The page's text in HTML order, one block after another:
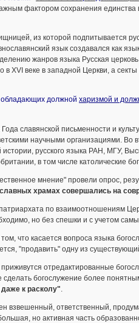
фактором сохранения
из которой подпитывается
язык создавался как
жанров языка Русская
XVI веке в западной Церкви, а
обладающих должной харизмой и
славянской письменности и
научными организациями. Во
истории, русского языка РАН, МГУ,
в том числе католические
мнение" провели опрос,
храмах совершались на
по взаимоотношениям
но без спешки и с учетом
что касается вопроса языка
"продавить" одну из
отредактированные
богослужение более
к расколу".
взвешенный, ответственный,
но активная часть